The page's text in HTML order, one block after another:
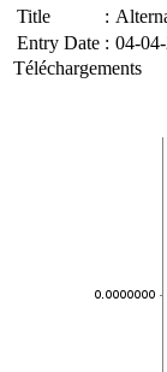
Title
:
Entry Date : 04-
Téléchargements